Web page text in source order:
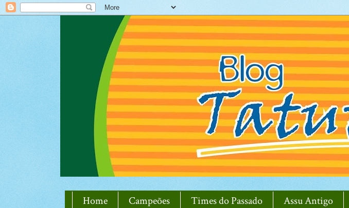
Home Campeões Times do Passado Assu Antigo